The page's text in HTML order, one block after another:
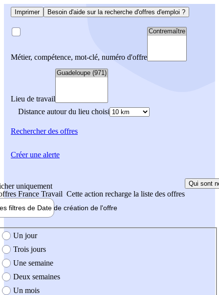
Imprimer Besoin d'aide sur la recherche d'offres d'emploi ?
Métier, compétence, mot-clé, numéro d'offre
Lieu de travail
Distance autour du lieu choisi
Rechercherdes offres
uniquement
France Travail Cette action recharge la liste des offres
Qui sont
filtres de Date de création de l'offre
création de l'offre
Un jour
Trois jours
Une semaine
Deux semaines
Un mois
Créer une alerte